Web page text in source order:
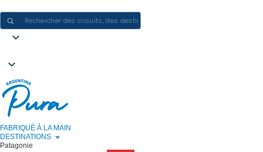
FABRIQUÉ À LA MAIN
DESTINATIONS
Patagonie